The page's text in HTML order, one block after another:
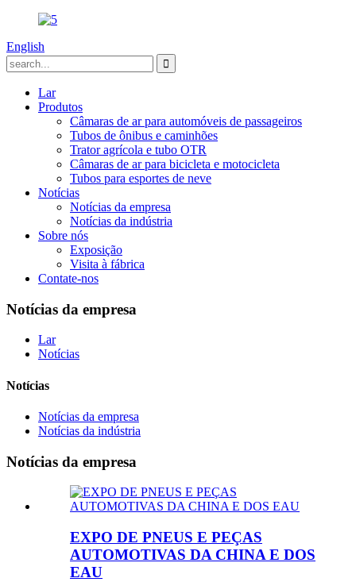
English
Lar
Produtos
Câmaras de ar para automóveis de passageiros
Tubos de ônibus e caminhões
Trator agrícola e tubo OTR
Câmaras de ar para bicicleta e motocicleta
Tubos para esportes de neve
Notícias
Notícias da empresa
Notícias da indústria
Sobre nós
Exposição
Visita à fábrica
Contate-nos
Notícias da empresa
Lar
Notícias
Notícias
Notícias da empresa
Notícias da indústria
Notícias da empresa
EXPO DE PNEUS E PEÇAS
AUTOMOTIVAS DA CHINA E DOS
EAU